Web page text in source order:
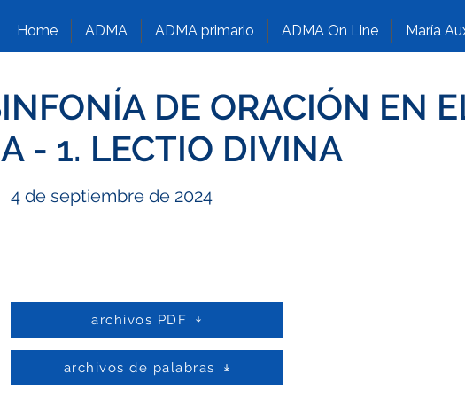
Home ADMA ADMA primario ADMA On Line María
DE ORACIÓN EN
- 1. LECTIO DIVINA
4 de septiembre de 2024
archivos PDF
archivos de palabras